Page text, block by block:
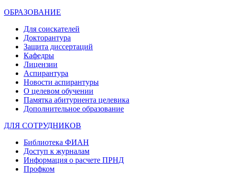
ОБРАЗОВАНИЕ
Для соискателей
Докторантура
Защита диссертаций
Кафедры
Лицензии
Аспирантура
Новости аспирантуры
О целевом обучении
Памятка абитуриента целевика
Дополнительное образование
ДЛЯ СОТРУДНИКОВ
Библиотека ФИАН
Доступ к журналам
Информация о расчете ПРНД
Профком